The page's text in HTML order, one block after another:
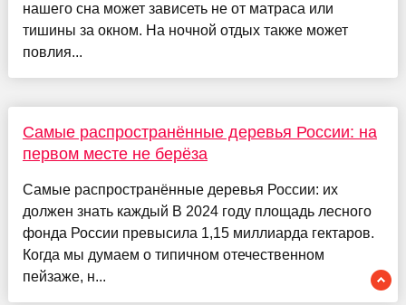
нашего сна может зависеть не от матраса или
тишины за окном. На ночной отдых также может
повлия...
Самые распространённые деревья России: на
первом месте не берёза
Самые распространённые деревья России: их
должен знать каждый В 2024 году площадь лесного
фонда России превысила 1,15 миллиарда гектаров.
Когда мы думаем о типичном отечественном
пейзаже, н...